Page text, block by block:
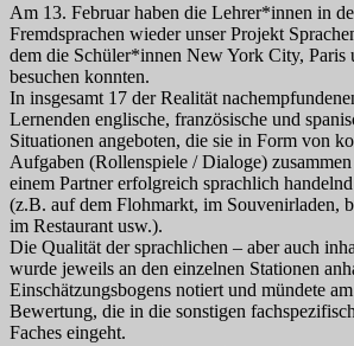
Am 13. Februar haben die Lehrer*innen in
Fremdsprachen wieder unser Projekt
dem die Schüler*innen New York City,
besuchen konnten.
In insgesamt 17 der Realität
Lernenden englische, französische und
Situationen angeboten, die sie in Form von
Aufgaben (Rollenspiele / Dialoge)
einem Partner erfolgreich sprachlich
(z.B. auf dem Flohmarkt, im Souvenirladen,
im Restaurant usw.).
Die Qualität der sprachlichen – aber auch
wurde jeweils an den einzelnen Stationen
Einschätzungsbogens notiert und mündete
Bewertung, die in die sonstigen
Faches eingeht.